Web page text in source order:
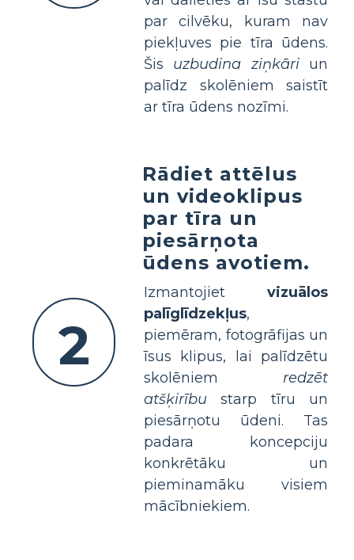
par cilvēku, kuram nav
piekļuves pie tīra ūdens.
Šis uzbudina ziņkāriun
palīdz skolēniem saistīt
ar tīra ūdens nozīmi.
2
Rādiet attēlus
un videoklipus
par tīra un
piesārņota
ūdens avotiem.
Izmantojiet vizuālos
palīglīdzekļus,
piemēram, fotogrāfijas un
īsus klipus, lai palīdzētu
skolēniem redzēt
atšķirību starp tīru un
piesārņotu ūdeni. Tas
padara koncepciju
konkrētāku un
pieminamāku visiem
mācībniekiem.